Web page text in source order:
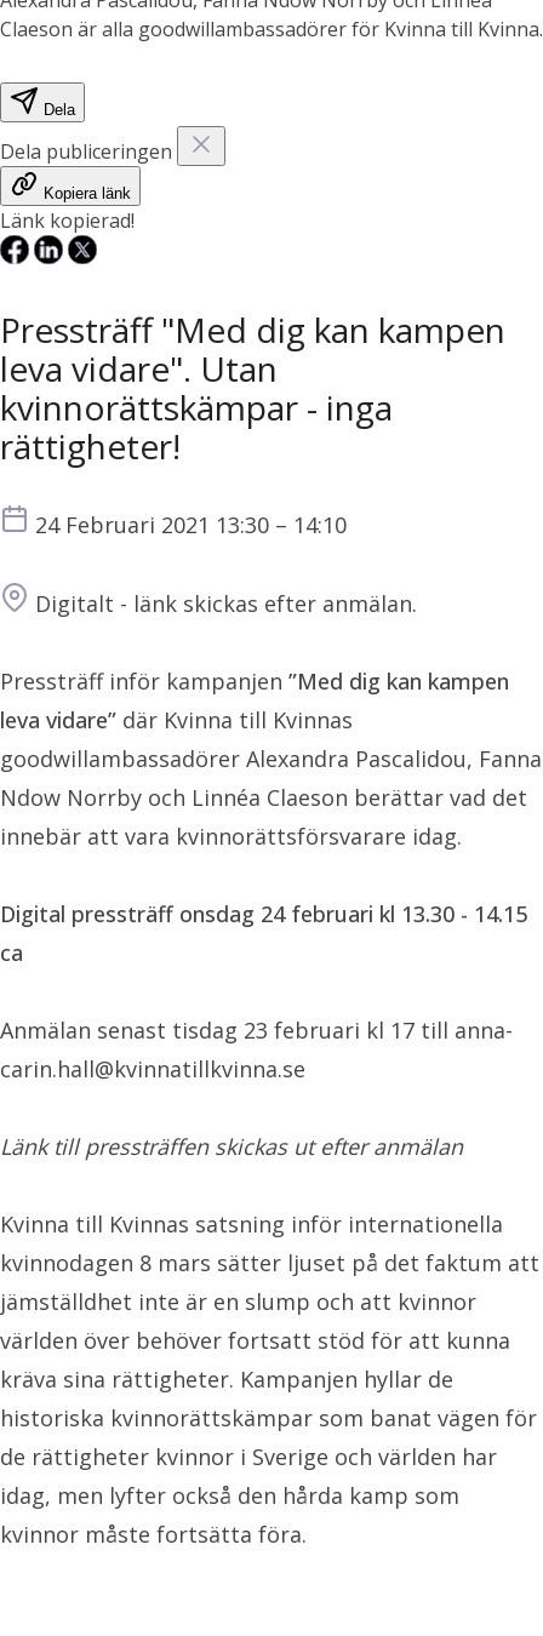
Claeson är alla goodwillambassadörer för Kvinna till Kvinna.
Dela
Dela publiceringen
Kopiera länk
Länk kopierad!
Pressträff "Med dig kan kampen
leva vidare". Utan
kvinnorättskämpar - inga
rättigheter!
Tid
24 Februari 2021 13:30 – 14:10
Plats
Digitalt - länk skickas efter anmälan.
Pressträff inför kampanjen ”Med dig kan kampen
leva vidare” där Kvinna till Kvinnas
goodwillambassadörer Alexandra Pascalidou, Fanna
Ndow Norrby och Linnéa Claeson berättar vad det
innebär att vara kvinnorättsförsvarare idag.
Digital pressträff onsdag 24 februari kl 13.30 - 14.15
ca
Anmälan senast tisdag 23 februari kl 17 till anna-
carin.hall@kvinnatillkvinna.se
Länk till pressträffen skickas ut efter anmälan
Kvinna till Kvinnas satsning inför internationella
kvinnodagen 8 mars sätter ljuset på det faktum att
jämställdhet inte är en slump och att kvinnor
världen över behöver fortsatt stöd för att kunna
kräva sina rättigheter. Kampanjen hyllar de
historiska kvinnorättskämpar som banat vägen för
de rättigheter kvinnor i Sverige och världen har
idag, men lyfter också den hårda kamp som
kvinnor måste fortsätta föra.